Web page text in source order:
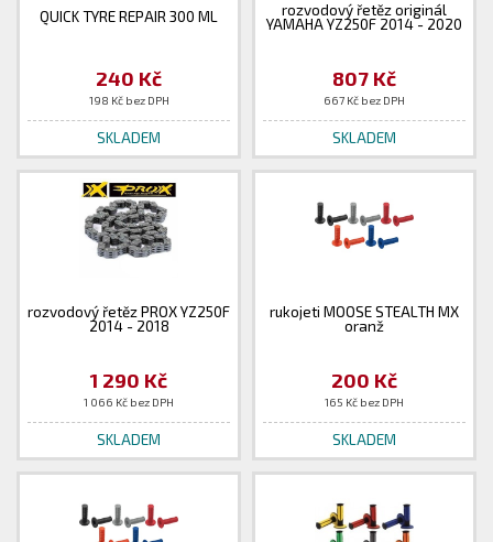
QUICK TYRE REPAIR 300 ML
240 Kč
198 Kč bez DPH
SKLADEM
rozvodový řetěz originál
YAMAHA YZ250F 2014 - 2020
807 Kč
667 Kč bez DPH
SKLADEM
rozvodový řetěz PROX YZ250F
2014 - 2018
1 290 Kč
1 066 Kč bez DPH
SKLADEM
rukojeti MOOSE STEALTH MX
oranž
200 Kč
165 Kč bez DPH
SKLADEM